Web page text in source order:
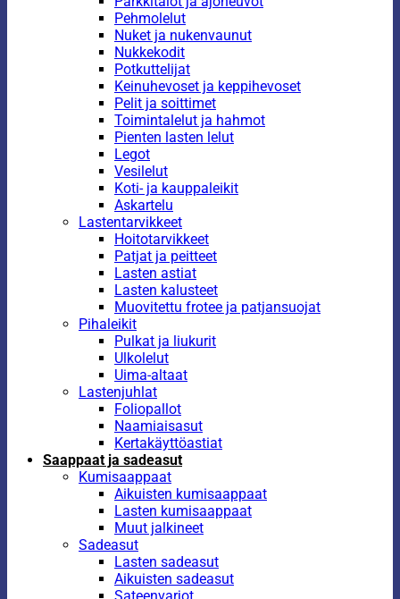
Pehmolelut
Nuket ja nukenvaunut
Nukkekodit
Potkuttelijat
Keinuhevoset ja keppihevoset
Pelit ja soittimet
Toimintalelut ja hahmot
Pienten lasten lelut
Legot
Vesilelut
Koti- ja kauppaleikit
Askartelu
Lastentarvikkeet
Hoitotarvikkeet
Patjat ja peitteet
Lasten astiat
Lasten kalusteet
Muovitettu frotee ja patjansuojat
Pihaleikit
Pulkat ja liukurit
Ulkolelut
Uima-altaat
Lastenjuhlat
Foliopallot
Naamiaisasut
Kertakäyttöastiat
Saappaat ja sadeasut
Kumisaappaat
Aikuisten kumisaappaat
Lasten kumisaappaat
Muut jalkineet
Sadeasut
Lasten sadeasut
Aikuisten sadeasut